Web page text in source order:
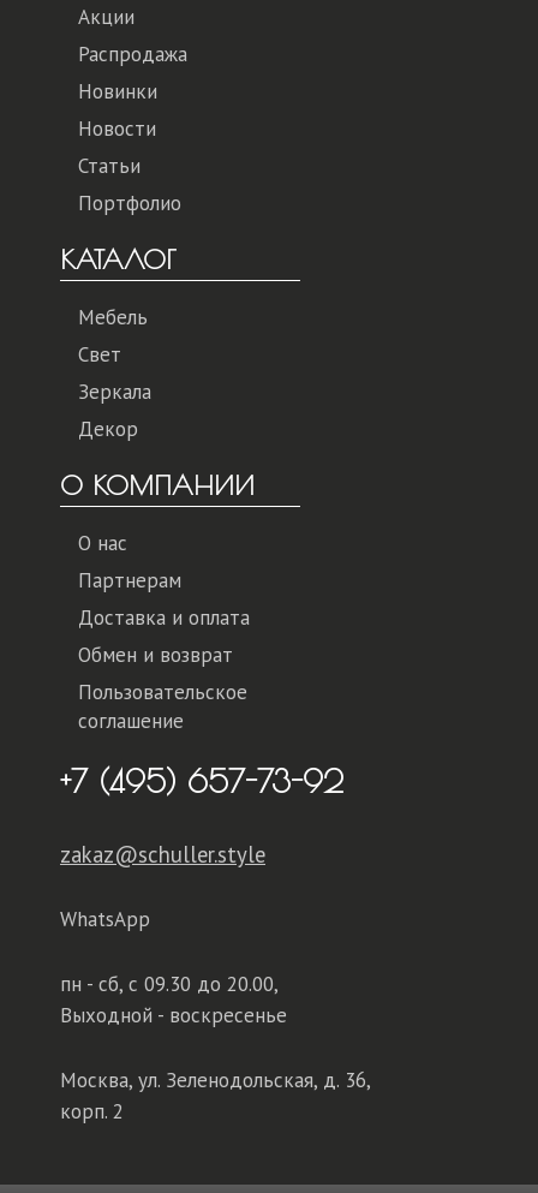
Акции
Распродажа
Новинки
Новости
Статьи
Портфолио
КАТАЛОГ
Мебель
Свет
Зеркала
Декор
О КОМПАНИИ
О нас
Партнерам
Доставка и оплата
Обмен и возврат
Пользовательское
соглашение
+7 (495) 657-73-92
zakaz@schuller.style
WhatsApp
пн - сб, с 09.30 до 20.00,
Выходной - воскресенье
Москва, ул. Зеленодольская, д. 36,
корп. 2